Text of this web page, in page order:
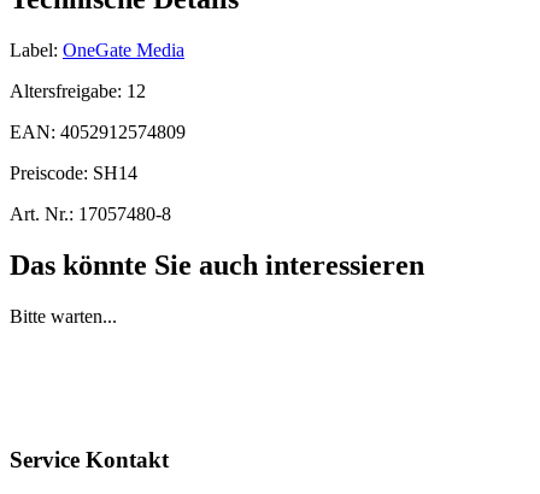
Label: OneGate Media
Altersfreigabe: 12
EAN: 4052912574809
Preiscode: SH14
Art. Nr.: 17057480-8
Das könnte Sie auch interessieren
Bitte warten...
Service Kontakt